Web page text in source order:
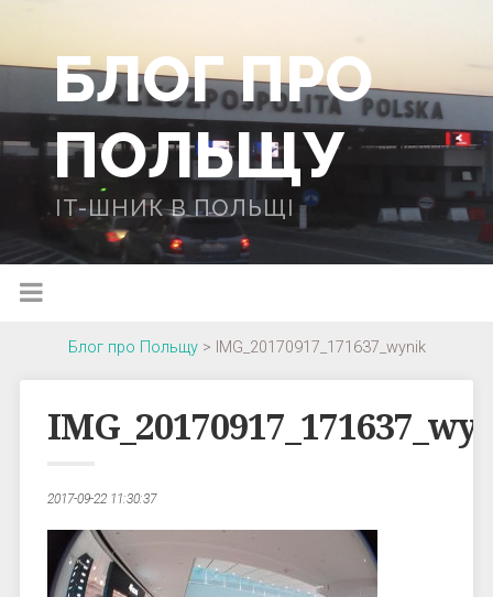
БЛОГ ПРО
ПОЛЬЩУ
IT-ШНИК В ПОЛЬЩІ
Блог про Польщу> IMG_20170917_171637_wynik
2017-09-22 11:30:37